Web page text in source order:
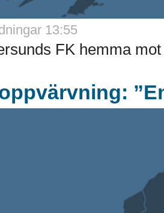
13:55
FK hemma